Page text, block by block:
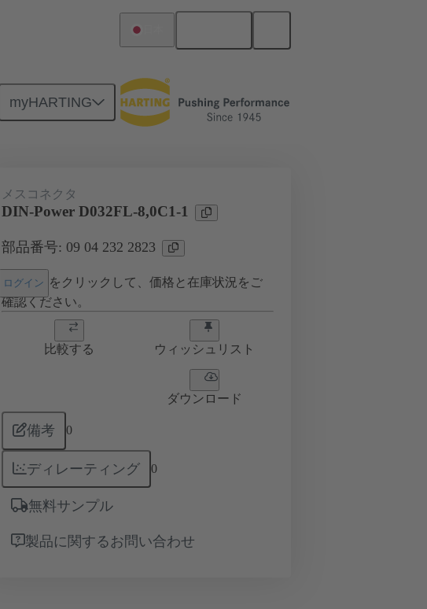
myHARTING
メスコネクタ
DIN-Power D032FL-8,0C1-1
部品番号: 09 04 232 2823
ログイン をクリックして、価格と在庫状況をご
確認ください。
比較する ウィッシュリスト
ダウンロード
備考 0
ディレーティング 0
無料サンプル
製品に関するお問い合わせ